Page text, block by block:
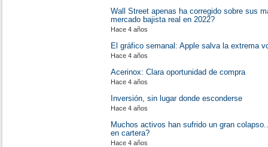
Wall Street apenas ha corregido sobre sus
mercado bajista real en 2022?
Hace 4 años
El gráfico semanal: Apple salva la extrema
Hace 4 años
Acerinox: Clara oportunidad de compra
Hace 4 años
Inversión, sin lugar donde esconderse
Hace 4 años
Muchos activos han sufrido un gran
en cartera?
Hace 4 años